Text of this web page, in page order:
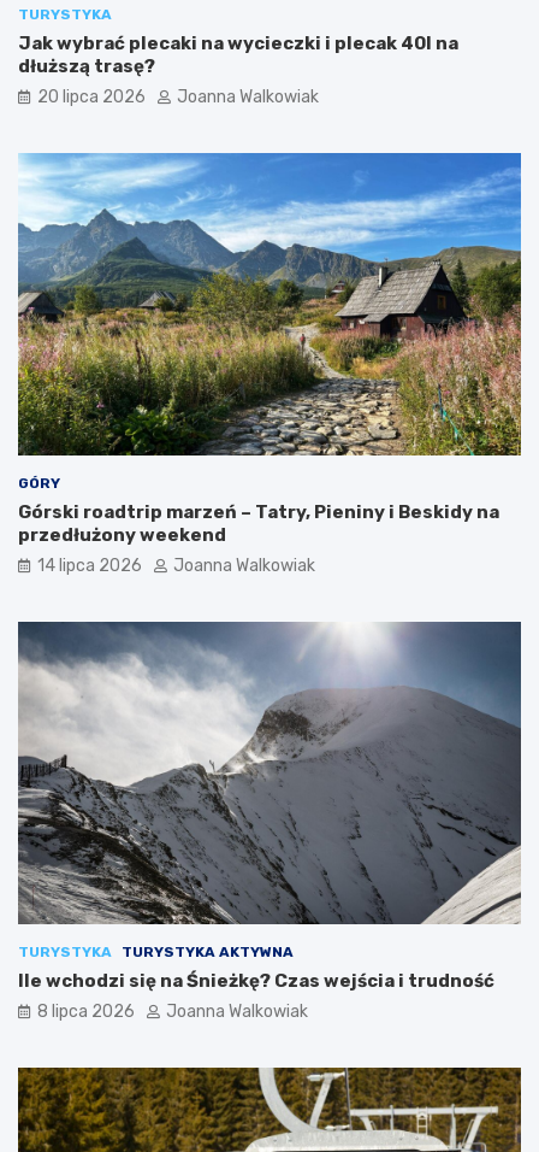
s
t
ó
w
e
t
y
i
r
a
c
j
TURYSTYKA
Jak wybrać plecaki na wycieczki i plecak 40l na
dłuższą trasę?
20 lipca 2026 Joanna Walkowiak
GÓRY
Górski roadtrip marzeń – Tatry, Pieniny i Beskidy na
przedłużony weekend
14 lipca 2026 Joanna Walkowiak
TURYSTYKA TURYSTYKA AKTYWNA
Ile wchodzi się na Śnieżkę? Czas wejścia i trudność
8 lipca 2026 Joanna Walkowiak